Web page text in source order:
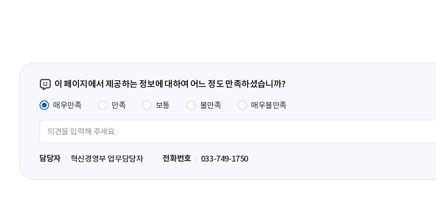
이 페이지에서 제공하는 정보에 대하여 어느 정도 만족하셨습니까?
매우만족 만족 보통 불만족 매우불만족
력
담당자 혁신경영부 업무담당자 전화번호 033-749-1750